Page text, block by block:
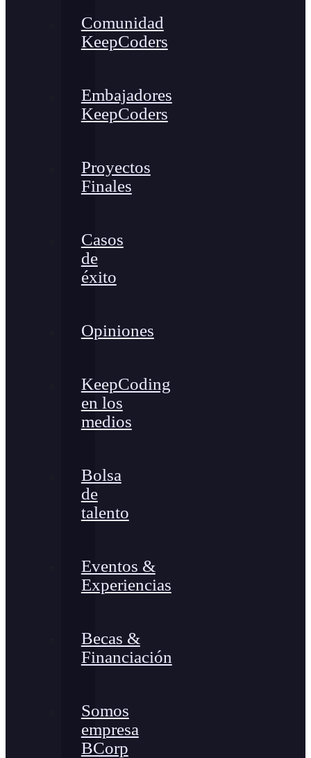
Comunidad
KeepCoders
Embajadores
KeepCoders
Proyectos
Finales
Casos
de
éxito
Opiniones
KeepCoding
en los
medios
Bolsa
de
talento
Eventos &
Experiencias
Becas &
Financiación
Somos
empresa
BCorp